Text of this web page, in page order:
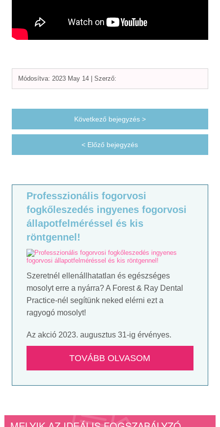
Módosítva: 2023 May 14 | Szerző:
Következő bejegyzés >
< Előző bejegyzés
Professzionális fogorvosi
fogkőleszedés ingyenes fogorvosi
állapotfelméréssel és kis
röntgennel!
Szeretnél ellenállhatatlan és egészséges
mosolyt erre a nyárra? A Forest & Ray Dental
Practice-nél segítünk neked elérni ezt a
ragyogó mosolyt!
Az akció 2023. augusztus 31-ig érvényes.
TOVÁBB OLVASOM